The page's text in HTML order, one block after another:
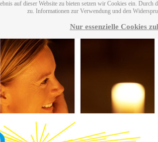
auf dieser Website zu bieten setzen wir Cookies ein.
zu. Informationen zur Verwendung und den
Nur essenzielle Cookies